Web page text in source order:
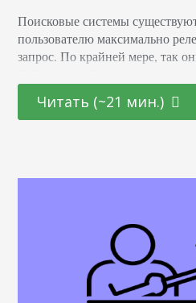
Поисковые системы
пользователю максимально
запрос. По крайней мере, так
людей. Разбираемся, как
взаимодействие посетителей с
Читать (~21 мин.)